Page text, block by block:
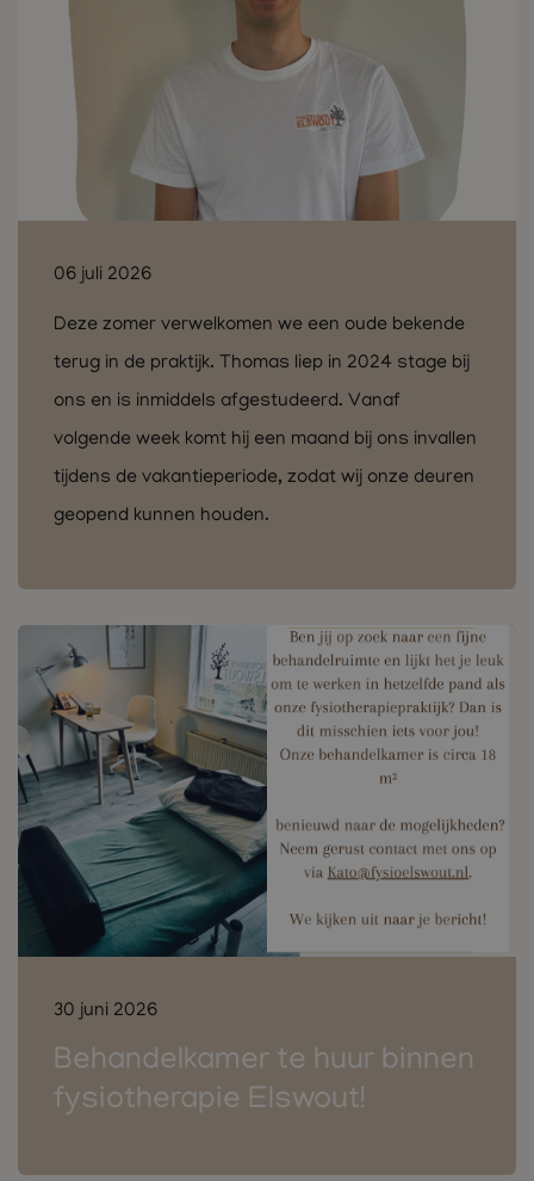
06 juli 2026
Deze zomer verwelkomen we een oude bekende
terug in de praktijk. Thomas liep in 2024 stage bij
ons en is inmiddels afgestudeerd. Vanaf
volgende week komt hij een maand bij ons invallen
tijdens de vakantieperiode, zodat wij onze deuren
geopend kunnen houden.
Behandelkamer te huur binnen
fysiotherapie Elswout!
30 juni 2026